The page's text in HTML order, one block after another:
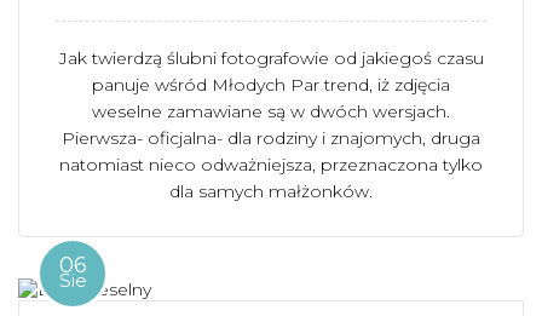
Jak twierdzą ślubni fotografowie od jakiegoś czasu
panuje wśród Młodych Par trend, iż zdjęcia
weselne zamawiane są w dwóch wersjach.
Pierwsza- oficjalna- dla rodziny i znajomych, druga
natomiast nieco odważniejsza, przeznaczona tylko
dla samych małżonków.
06
Sie